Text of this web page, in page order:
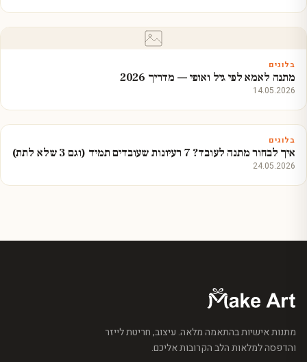
בלוגים
מתנה לאמא לפי גיל ואופי — מדריך 2026
14.05.2026
בלוגים
איך לבחור מתנה לעובד? 7 רעיונות שעובדים תמיד (וגם 3 שלא לתת)
24.05.2026
מתנות אישיות בהתאמה מלאה. עיצוב, חריטת לייזר
והדפסה למלאות הלב הקרובות אליכם.